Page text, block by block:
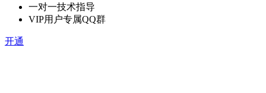
一对一技术指导
VIP用户专属QQ群
开通